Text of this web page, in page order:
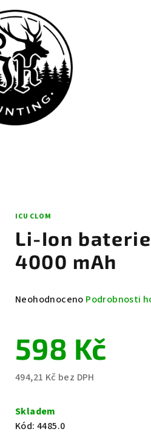
ICU CLOM
Li-Ion baterie
4000 mAh
Průměrné
je
0,0
z
Neohodnoceno Podrobnosti
598 Kč
494,21 Kč bez DPH
cena:
Skladem
Kód: 4485.0